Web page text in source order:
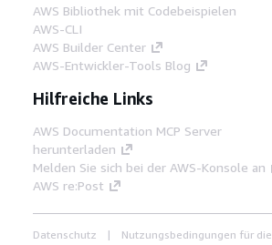
AWS Bibliothek mit Codebeispielen
AWS-CLI
AWS Builder Center
AWS-Entwickler-Tools Blog
Hilfreiche Links
AWS Documentation MCP Server
herunterladen
Melden Sie sich bei der AWS-Konsole an
AWS re:Post
Datenschutz
Nutzungsbedingungen für die